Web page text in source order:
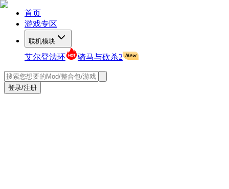
首页
游戏专区
联机模块
艾尔登法环 骑马与砍杀2
登录/注册